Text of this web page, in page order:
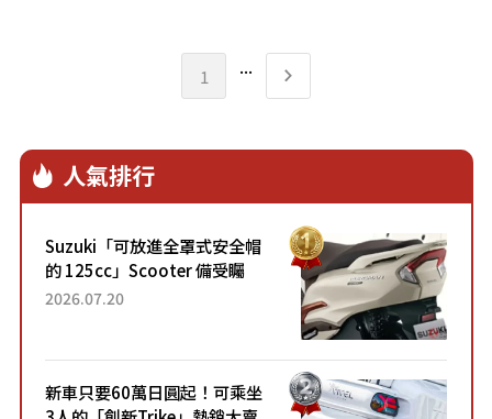
為每位旅行者開啟極致探索之旅，讓每一
場遠行都成為一段值
1 ...
人氣排行
Suzuki「可放進全罩式安全帽
的 125cc」Scooter 備受矚
目！採用全新流線設計與各項
2026.07.20
新車只要60萬日圓起！可乘坐